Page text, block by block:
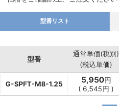
型番リスト
型番
通常単価(税別)
(税込単価)
G-SPFT-M8-1.25 5,950円
( 6,545円 )